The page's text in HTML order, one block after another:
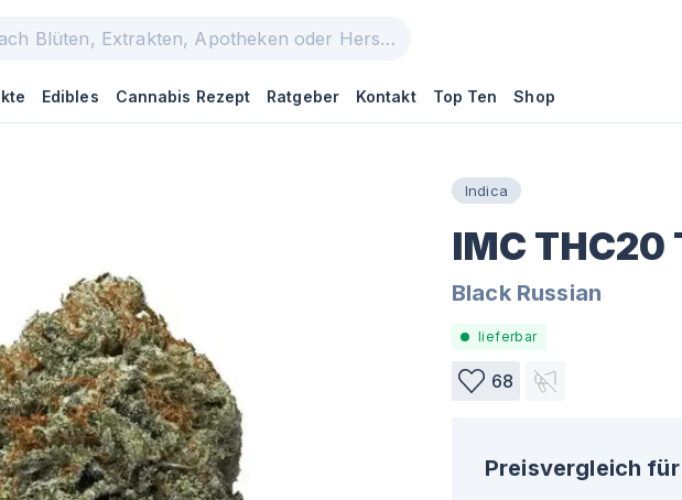
Edibles Cannabis Rezept Ratgeber Kontakt Top Ten Shop
Indica
IMC THC20
Black Russian
lieferbar
68
Preisvergleich für